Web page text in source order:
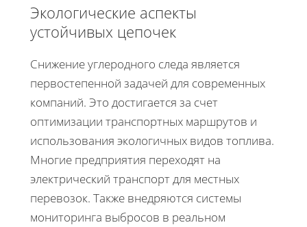
Экологические аспекты
устойчивых цепочек
Снижение углеродного следа является
первостепенной задачей для современных
компаний. Это достигается за счет
оптимизации транспортных маршрутов и
использования экологичных видов топлива.
Многие предприятия переходят на
электрический транспорт для местных
перевозок. Также внедряются системы
мониторинга выбросов в реальном